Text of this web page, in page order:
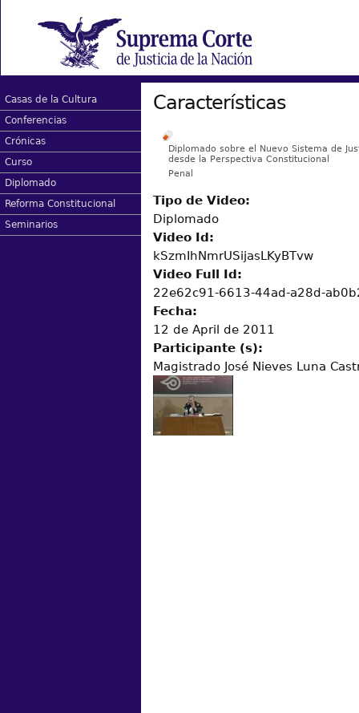
Casas de la Cultura
Conferencias
Crónicas
Curso
Diplomado
Reforma Constitucional
Seminarios
Características
Diplomado sobre el Nuevo Sistema de
desde la Perspectiva Constitucional
Penal
Tipo de Video:
Diplomado
Video Id:
kSzmIhNmrUSijasLKyBTvw
Video Full Id:
22e62c91-6613-44ad-a28d-
Fecha:
12 de April de 2011
Participante (s):
Magistrado José Nieves Luna